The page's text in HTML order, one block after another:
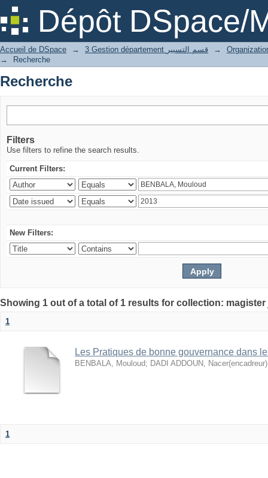
Dépôt DSpace/
Recherche
Accueil de DSpace → 3 Gestion département قسم التسيير
→
→
Recherche
Recherche
Filters
Use filters to refine the search results.
Current Filters:
New Filters:
1
Les Pratiques de bonne gouvernance dans
BENBALA, Mouloud; DADI ADDOUN, Nacer(encadreur)
1